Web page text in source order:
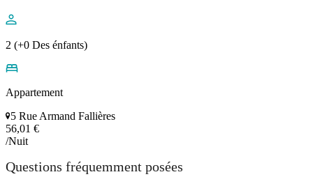
2 (+0 Des énfants)
Appartement
5 Rue Armand Fallières
56,01 €
/Nuit
Questions fréquemment posées